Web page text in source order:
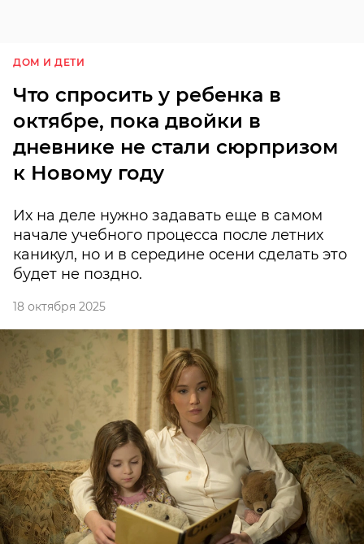
ДОМ И ДЕТИ
Что спросить у ребенка в
октябре, пока двойки в
дневнике не стали сюрпризом
к Новому году
Их на деле нужно задавать еще в самом
начале учебного процесса после летних
каникул, но и в середине осени сделать это
будет не поздно.
18 октября 2025